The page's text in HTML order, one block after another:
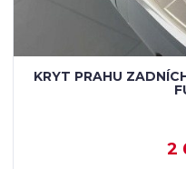
KRYT PRAHU
2